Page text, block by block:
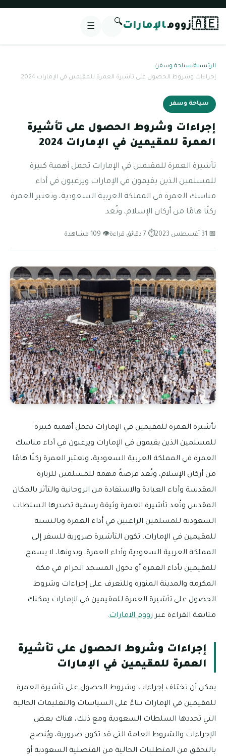
🇦🇪زوومالإمارات🔍
☰
الرئيسية/سياحة وسفر/
إجراءات وشروط الحصول على تأشيرة العمرة للمقيمين في الإمارات 2024
سياحة وسفر
إجراءات وشروط الحصول على تأشيرة
العمرة للمقيمين في الإمارات 2024
تأشيرة العمرة للمقيمين في الإمارات تحمل أهمية كبيرة
للمسلمين الذين يقيمون في الإمارات ويرغبون في أداء
مناسك العمرة في المملكة العربية السعودية، وتعتبر العمرة
ركنًا هامًا من أركان الإسلام، وتُعد
📅 31 أغسطس 2023 ⏱ 7 دقائق قراءة 👁 109 مشاهدة
تأشيرة العمرة للمقيمين في الإمارات تحمل أهمية كبيرة
للمسلمين الذين يقيمون في الإمارات ويرغبون في أداء مناسك
العمرة في المملكة العربية السعودية، وتعتبر العمرة ركنًا هامًا
من أركان الإسلام، وتُعد فرصةً مهمة للمسلمين للزيارة
المقدسة وأداء العبادة والاستفادة من الروحانية والتأثر بالمكان
المقدس وتُعد تأشيرة العمرة وثيقة رسمية تصدرها السلطات
السعودية للمسلمين الراغبين في أداء العمرة وبالنسبة
للمقيمين في الإمارات، تكون التأشيرة ضرورية للسفر إلى
المملكة العربية السعودية وأداء العمرة، وبدونها، لا يسمح
للمقيمين بأداء العمرة أو دخول المسجد الحرام في مكة
المكرمة والمدينة المنورة وللتعرف على إجراءات وشروط
الحصول على تأشيرة العمرة للمقيمين في الإمارات يمكنك
متابعة القراءة عبر زووم الامارات.
إجراءات وشروط الحصول على تأشيرة
العمرة للمقيمين في الإمارات
يمكن أن تختلف إجراءات وشروط الحصول على تأشيرة العمرة
للمقيمين في الإمارات بناءً على السياسات والتعليمات الحالية
التي تحددها السلطات السعودية ومع ذلك، هناك بعض
الإجراءات والشروط العامة التي قد تكون ضرورية، ويُنصح
بالتحقق من المتطلبات الحالية من القنصلية السعودية أو